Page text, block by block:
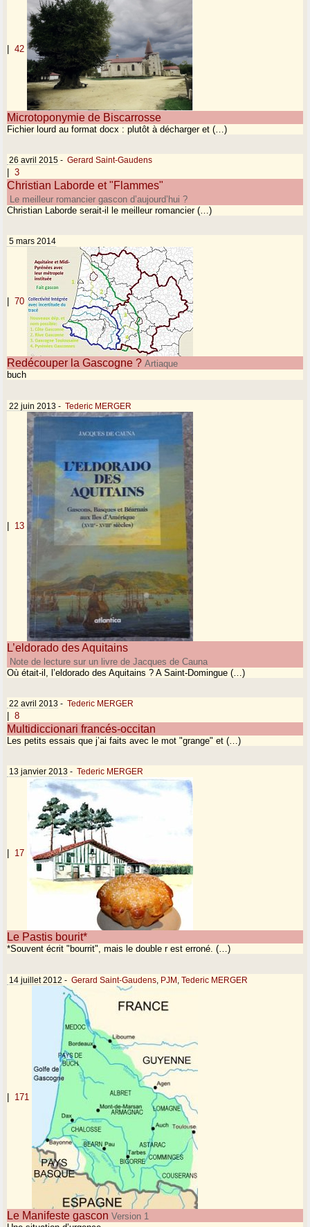
42
Microtoponymie de Biscarrosse
Fichier lourd au format docx : plutôt à décharger et (…)
26 avril 2015 - Gerard Saint-Gaudens
3
Christian Laborde et "Flammes"
Le meilleur romancier gascon d’aujourd’hui ?
Christian Laborde serait-il le meilleur romancier (…)
5 mars 2014
70
Redécouper la Gascogne ? Artiaque
buch
22 juin 2013 - Tederic MERGER
| 13
L’eldorado des Aquitains
Note de lecture sur un livre de Jacques de Cauna
Où était-il, l’eldorado des Aquitains ? A Saint-Domingue (…)
22 avril 2013 - Tederic MERGER
8
Multidiccionari francés-occitan
Les petits essais que j’ai faits avec le mot "grange" et (…)
13 janvier 2013 - Tederic MERGER
17
Le Pastis bourit*
*Souvent écrit "bourrit", mais le double r est erroné. (…)
14 juillet 2012 - Gerard Saint-Gaudens PJM ,Tederic MERGER
| 171
Le Manifeste gascon Version 1